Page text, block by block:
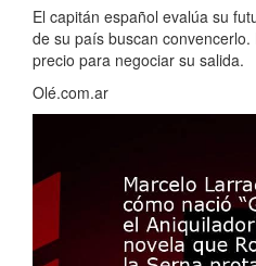
El capitán español evalúa su
de su país buscan
precio para negociar su salida.
Olé.com.ar